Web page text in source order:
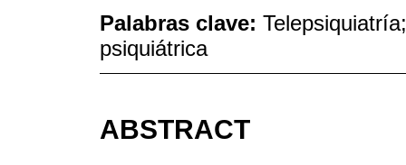
Palabras clave:
psiquiátrica
ABSTRACT